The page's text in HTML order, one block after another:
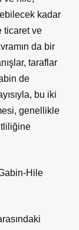
kadar
ticaret ve
da bir
taraflar
de
bu iki
genellikle
Hile